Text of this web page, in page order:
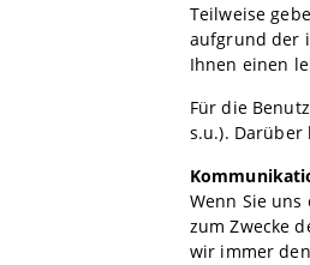
Teilweise
aufgrund der
Ihnen einen
Für die
s.u.). Darüber
Wenn Sie
zum Zwecke
wir immer